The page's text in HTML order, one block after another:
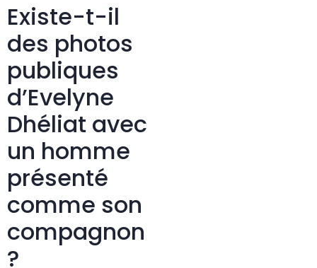
Existe-t-il
des photos
publiques
d’Evelyne
Dhéliat avec
un homme
présenté
comme son
compagnon
?